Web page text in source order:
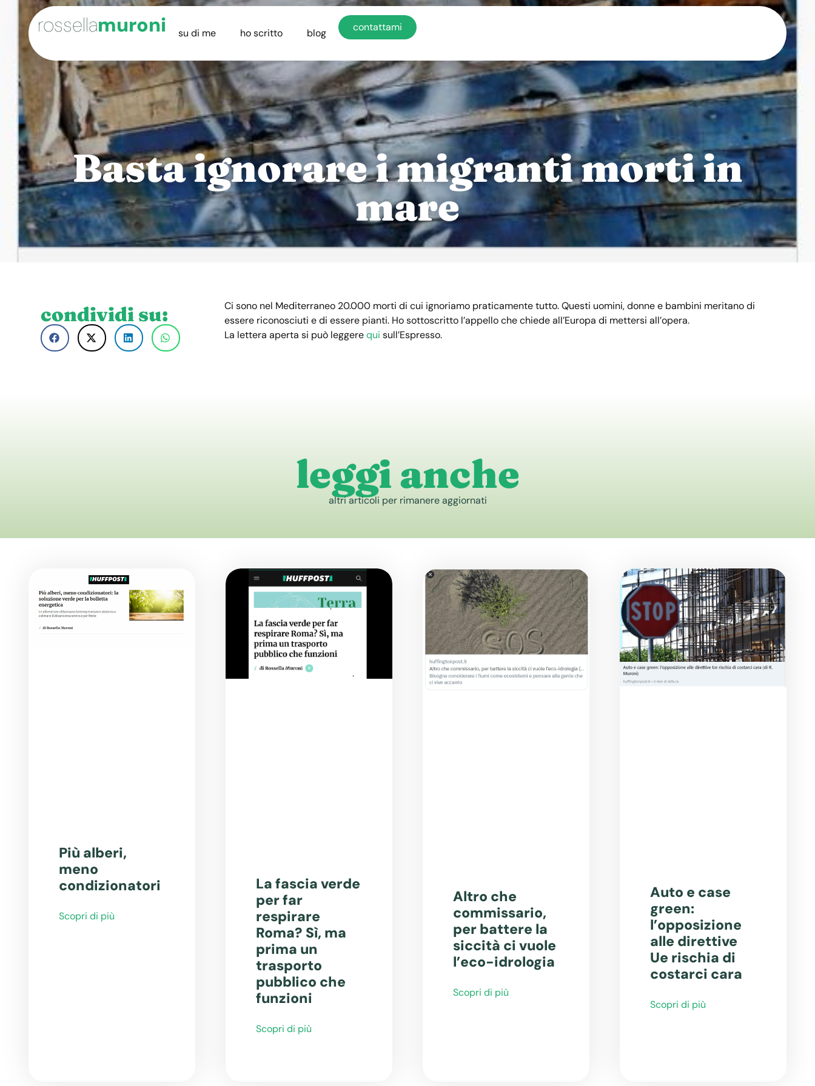
rossellamuroni su di me ho scritto blog contattami
Basta ignorare i migranti morti in
mare
condividi su:
Ci sono nel Mediterraneo 20.000 morti di cui ignoriamo praticamente tutto. Questi uomini, donne e bambini meritano di
essere riconosciuti e di essere pianti. Ho sottoscritto l’appello che chiede all’Europa di mettersi all’opera.
La lettera aperta si può leggerequi sull’Espresso.
leggi anche
altri articoli per rimanere aggiornati
Più alberi,
meno
condizionatori
Scopri di più
La fascia verde
per far
respirare
Roma? Sì, ma
prima un
trasporto
pubblico che
funzioni
Scopri di più
Altro che
commissario,
per battere la
siccità ci vuole
l’eco-idrologia
Scopri di più
Auto e case
green:
l’opposizione
alle direttive
Ue rischia di
costarci cara
Scopri di più